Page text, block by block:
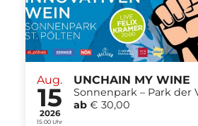
Aug.
15
2026
15:00 Uhr
UNCHAIN MY WINE
Sonnenpark – Park der
ab € 30,00